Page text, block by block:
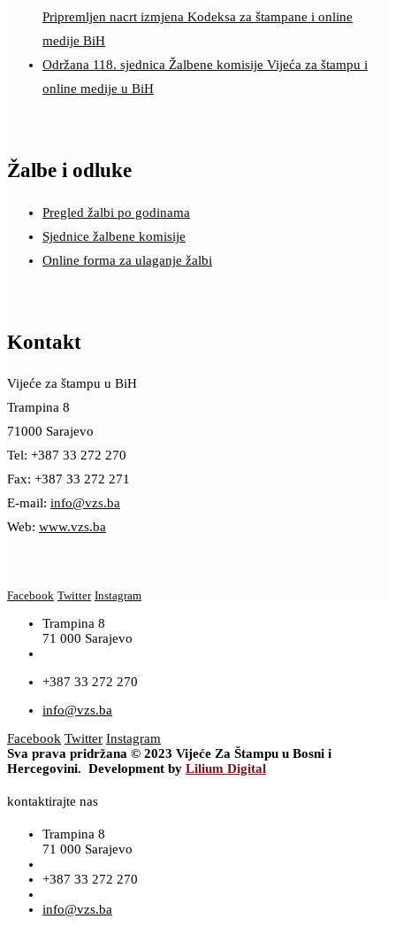
Pripremljen nacrt izmjena Kodeksa za štampane i online
medije BiH
Održana 118. sjednica Žalbene komisije Vijeća za štampu i
online medije u BiH
Žalbe i odluke
Pregled žalbi po godinama
Sjednice žalbene komisije
Online forma za ulaganje žalbi
Kontakt
Vijeće za štampu u BiH
Trampina 8
71000 Sarajevo
Tel: +387 33 272 270
Fax: +387 33 272 271
E-mail: info@vzs.ba
Web: www.vzs.ba
Facebook Twitter Instagram
Trampina 8
71 000 Sarajevo
+387 33 272 270
info@vzs.ba
Facebook Twitter Instagram
Sva prava pridržana © 2023 Vijeće Za Štampu u Bosni i
Hercegovini. Development by Lilium Digital
kontaktirajte nas
Trampina 8
71 000 Sarajevo
+387 33 272 270
info@vzs.ba